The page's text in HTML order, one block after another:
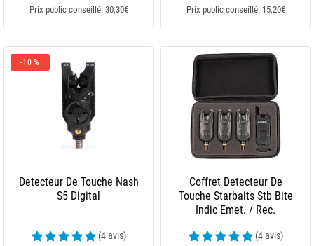
Prix public conseillé: 30,30€ Prix public conseillé: 15,20€
-10 %
Detecteur De Touche Nash
S5 Digital
(4 avis)
Coffret Detecteur De
Touche Starbaits Stb Bite
Indic Emet. / Rec.
(4 avis)